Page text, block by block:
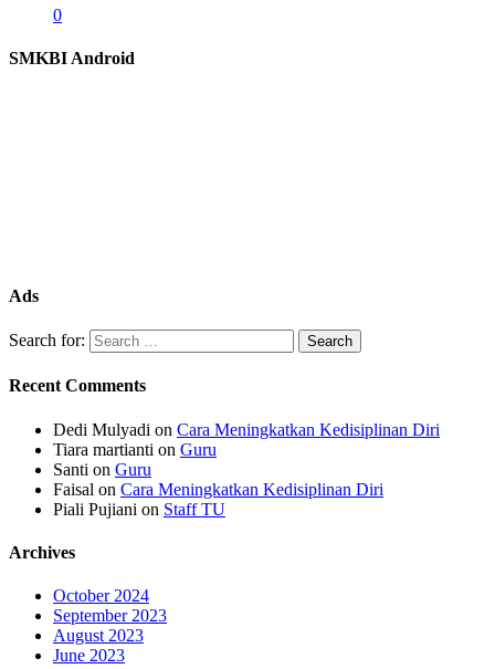
0
SMKBI Android
Ads
Search for:
Recent Comments
Dedi Mulyadi on Cara Meningkatkan Kedisiplinan Diri
Tiara martianti on Guru
Santi on Guru
Faisal on Cara Meningkatkan Kedisiplinan Diri
Piali Pujiani on Staff TU
Archives
October 2024
September 2023
August 2023
June 2023